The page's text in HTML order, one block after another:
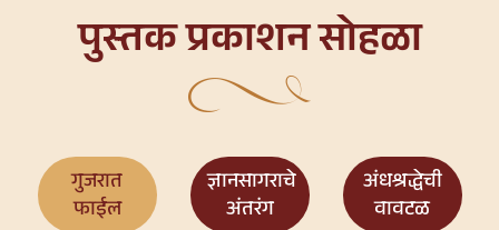
पुस्तक प्रकाशन सोहळा
गुजरात
फाईल
ज्ञानसागराचे
अंतरंग
अंधश्रद्धेची
वावटळ